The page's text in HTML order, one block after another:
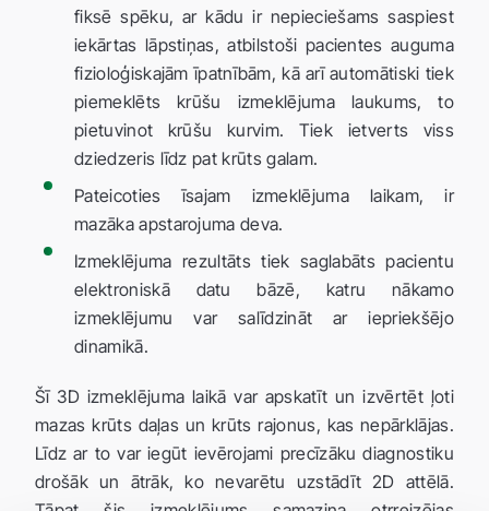
fiksē spēku, ar kādu ir nepieciešams saspiest
iekārtas lāpstiņas, atbilstoši pacientes auguma
fizioloģiskajām īpatnībām, kā arī automātiski tiek
piemeklēts krūšu izmeklējuma laukums, to
pietuvinot krūšu kurvim. Tiek ietverts viss
dziedzeris līdz pat krūts galam.
Pateicoties īsajam izmeklējuma laikam, ir
mazāka apstarojuma deva.
Izmeklējuma rezultāts tiek saglabāts pacientu
elektroniskā datu bāzē, katru nākamo
izmeklējumu var salīdzināt ar iepriekšējo
dinamikā.
Šī 3D izmeklējuma laikā var apskatīt un izvērtēt ļoti
mazas krūts daļas un krūts rajonus, kas nepārklājas.
Līdz ar to var iegūt ievērojami precīzāku diagnostiku
drošāk un ātrāk, ko nevarētu uzstādīt 2D attēlā.